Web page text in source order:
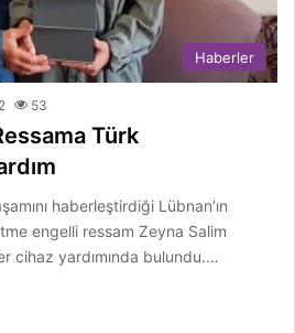
Haberler
53
Türk
haberleştirdiği Lübnan’ın
engelli ressam Zeyna Salim
cihaz yardımında bulundu.…